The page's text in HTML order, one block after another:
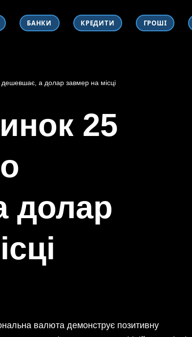
БАНКИ КРЕДИТИ ГРОШІ
а долар завмер на місці
25
долар
валюта демонструє позитивну